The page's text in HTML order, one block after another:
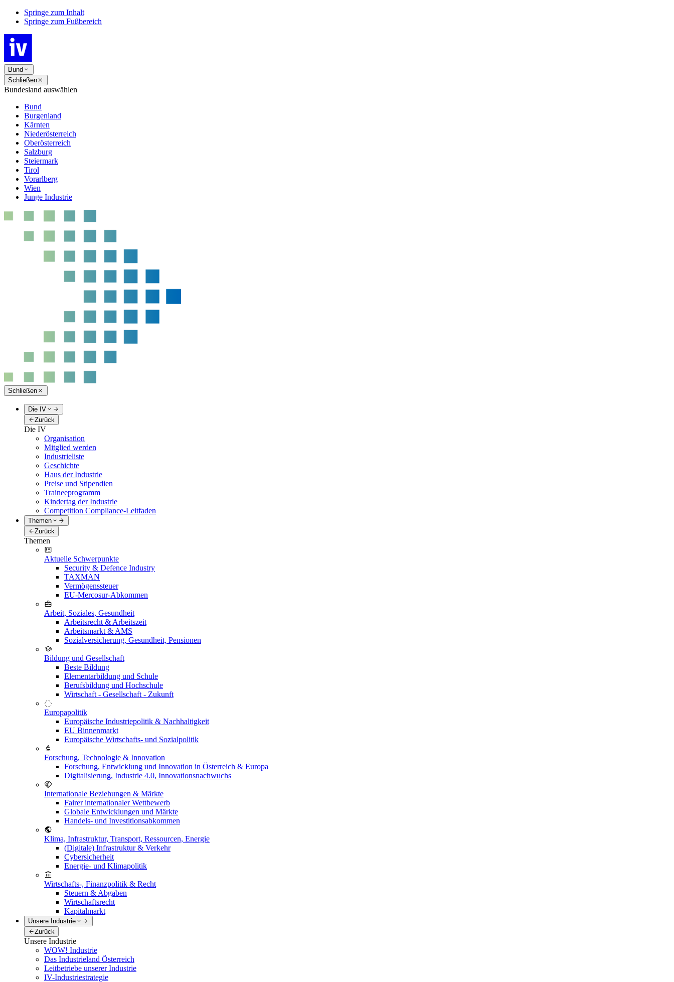
Springe zum Inhalt
Springe zum Fußbereich
Bund
Schließen
Bundesland auswählen
Bund
Burgenland
Kärnten
Niederösterreich
Oberösterreich
Salzburg
Steiermark
Tirol
Vorarlberg
Wien
Junge Industrie
Schließen
Die IV
Zurück
Die IV
Organisation
Mitglied werden
Industrieliste
Geschichte
Haus der Industrie
Preise und Stipendien
Traineeprogramm
Kindertag der Industrie
Competition Compliance-Leitfaden
Themen
Zurück
Themen
Aktuelle Schwerpunkte
Security & Defence Industry
TAXMAN
Vermögenssteuer
EU-Mercosur-Abkommen
Arbeit, Soziales, Gesundheit
Arbeitsrecht & Arbeitszeit
Arbeitsmarkt & AMS
Sozialversicherung, Gesundheit, Pensionen
Bildung und Gesellschaft
Beste Bildung
Elementarbildung und Schule
Berufsbildung und Hochschule
Wirtschaft - Gesellschaft - Zukunft
Europapolitik
Europäische Industriepolitik & Nachhaltigkeit
EU Binnenmarkt
Europäische Wirtschafts- und Sozialpolitik
Forschung, Technologie & Innovation
Forschung, Entwicklung und Innovation in Österreich & Europa
Digitalisierung, Industrie 4.0, Innovationsnachwuchs
Internationale Beziehungen & Märkte
Fairer internationaler Wettbewerb
Globale Entwicklungen und Märkte
Handels- und Investitionsabkommen
Klima, Infrastruktur, Transport, Ressourcen, Energie
(Digitale) Infrastruktur & Verkehr
Cybersicherheit
Energie- und Klimapolitik
Wirtschafts-, Finanzpolitik & Recht
Steuern & Abgaben
Wirtschaftsrecht
Kapitalmarkt
Unsere Industrie
Zurück
Unsere Industrie
WOW! Industrie
Das Industrieland Österreich
Leitbetriebe unserer Industrie
IV-Industriestrategie